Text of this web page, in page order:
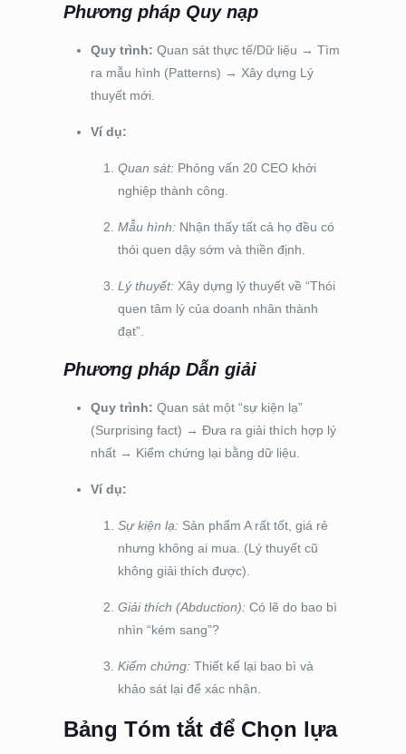
Phương pháp Quy nạp
Quy trình: Quan sát thực tế/Dữ liệu → Tìm
ra mẫu hình (Patterns) → Xây dựng Lý
thuyết mới.
Ví dụ:
Quan sát:Phỏng vấn 20 CEO khởi
nghiệp thành công.
Mẫu hình:Nhận thấy tất cả họ đều có
thói quen dậy sớm và thiền định.
Lý thuyết:Xây dựng lý thuyết về “Thói
quen tâm lý của doanh nhân thành
đạt”.
Phương pháp Dẫn giải
Quy trình: Quan sát một “sự kiện lạ”
(Surprising fact) → Đưa ra giải thích hợp lý
nhất → Kiểm chứng lại bằng dữ liệu.
Ví dụ:
Sự kiện lạ:Sản phẩm A rất tốt, giá rẻ
nhưng không ai mua. (Lý thuyết cũ
không giải thích được).
Giải thích (Abduction):Có lẽ do bao bì
nhìn “kém sang”?
Kiểm chứng:Thiết kế lại bao bì và
khảo sát lại để xác nhận.
Bảng Tóm tắt để Chọn lựa